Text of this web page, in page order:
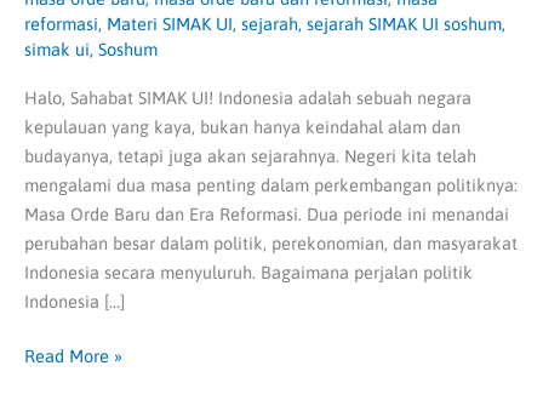
reformasi, Materi SIMAK UI, sejarah, sejarah SIMAK UI soshum,
simak ui, Soshum
Halo, Sahabat SIMAK UI! Indonesia adalah sebuah negara
kepulauan yang kaya, bukan hanya keindahal alam dan
budayanya, tetapi juga akan sejarahnya. Negeri kita telah
mengalami dua masa penting dalam perkembangan politiknya:
Masa Orde Baru dan Era Reformasi. Dua periode ini menandai
perubahan besar dalam politik, perekonomian, dan masyarakat
Indonesia secara menyuluruh. Bagaimana perjalan politik
Indonesia […]
Read More »